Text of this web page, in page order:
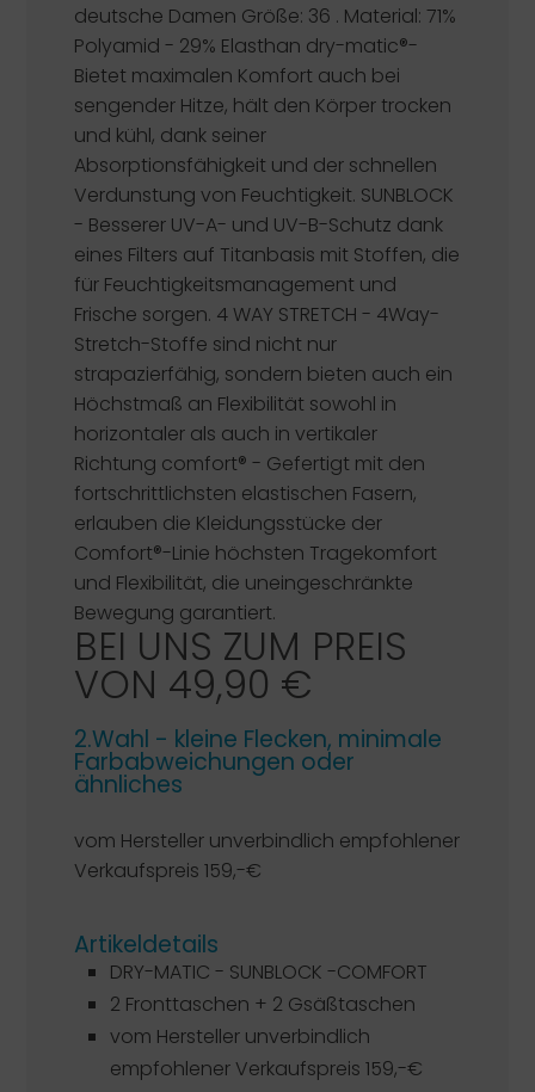
deutsche Damen Größe: 36 . Material: 71%
Polyamid - 29% Elasthan dry-matic®-
Bietet maximalen Komfort auch bei
sengender Hitze, hält den Körper trocken
und kühl, dank seiner
Absorptionsfähigkeit und der schnellen
Verdunstung von Feuchtigkeit. SUNBLOCK
- Besserer UV-A- und UV-B-Schutz dank
eines Filters auf Titanbasis mit Stoffen, die
für Feuchtigkeitsmanagement und
Frische sorgen. 4 WAY STRETCH - 4Way-
Stretch-Stoffe sind nicht nur
strapazierfähig, sondern bieten auch ein
Höchstmaß an Flexibilität sowohl in
horizontaler als auch in vertikaler
Richtung comfort® - Gefertigt mit den
fortschrittlichsten elastischen Fasern,
erlauben die Kleidungsstücke der
Comfort®-Linie höchsten Tragekomfort
und Flexibilität, die uneingeschränkte
Bewegung garantiert.
BEI UNS ZUM PREIS
VON 49,90 €
2.Wahl - kleine Flecken, minimale
Farbabweichungen oder
ähnliches
vom Hersteller unverbindlich empfohlener
Verkaufspreis 159,-€
Artikeldetails
DRY-MATIC - SUNBLOCK -COMFORT
2 Fronttaschen + 2 Gsäßtaschen
vom Hersteller unverbindlich
empfohlener Verkaufspreis 159,-€